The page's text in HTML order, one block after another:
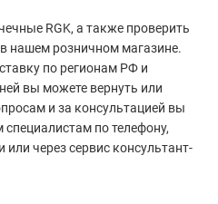
RGK, а также проверить
нашем розничном магазине.
по регионам РФ и
вы можете вернуть или
и за консультацией вы
по телефону,
через сервис консультант-